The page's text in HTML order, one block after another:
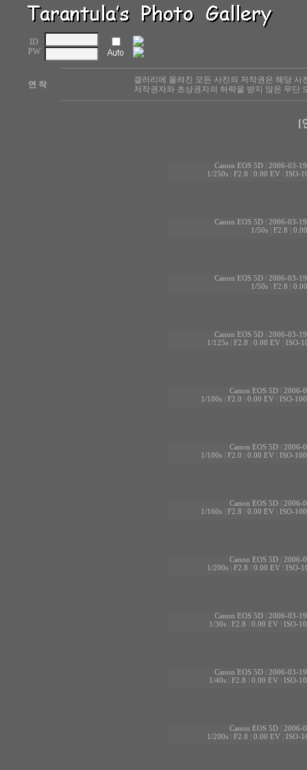
ID
PW
연 작
갤러리에 올려진 모든 사진의 저작권은 해당
저작권자와 초상권자의 허락을 받지 않은 무단
[
Canon EOS 5D
2006-03-
1/250s| F2.8 0.00 EV| ISO-
Canon EOS 5D
2006-03-
1/50s| F2.8
Canon EOS 5D
2006-03-
1/50s| F2.8
Canon EOS 5D
2006-03-
1/125s| F2.8 0.00 EV| ISO-
Canon EOS 5D
2006-
1/100s| F2.0 0.00 EV| ISO-100
Canon EOS 5D
2006-
1/100s| F2.0 0.00 EV| ISO-100
Canon EOS 5D
2006-
1/160s| F2.8 0.00 EV| ISO-100
Canon EOS 5D
2006-
1/200s| F2.8 0.00 EV| ISO-
Canon EOS 5D
2006-03-
1/30s| F2.8 0.00 EV| ISO-
Canon EOS 5D
2006-03-
1/40s| F2.8 0.00 EV| ISO-
Canon EOS 5D
2006-
1/200s| F2.8 0.00 EV| ISO-